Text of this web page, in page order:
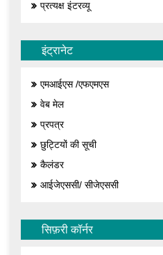
प्रत्यक्ष इंटरव्यू
इंट्रानेट
एमआईएस /एफएमएस
वेब मेल
प्रपत्र
छुट्टियों की सूची
कैलंडर
आईजेएससी/ सीजेएससी
सिफ़री कॉर्नर